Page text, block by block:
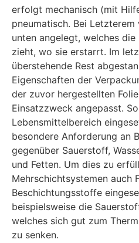
erfolgt mechanisch (mit
pneumatisch. Bei
unten angelegt, welches
zieht, wo sie erstarrt. Im
überstehende Rest
Eigenschaften der
der zuvor hergestellten
Einsatzzweck angepasst.
Lebensmittelbereich
besondere Anforderung an
gegenüber Sauerstoff,
und Fetten. Um dies zu
Mehrschichtsystemen auch
Beschichtungsstoffe
beispielsweise die
welches sich gut zum
zu senken.